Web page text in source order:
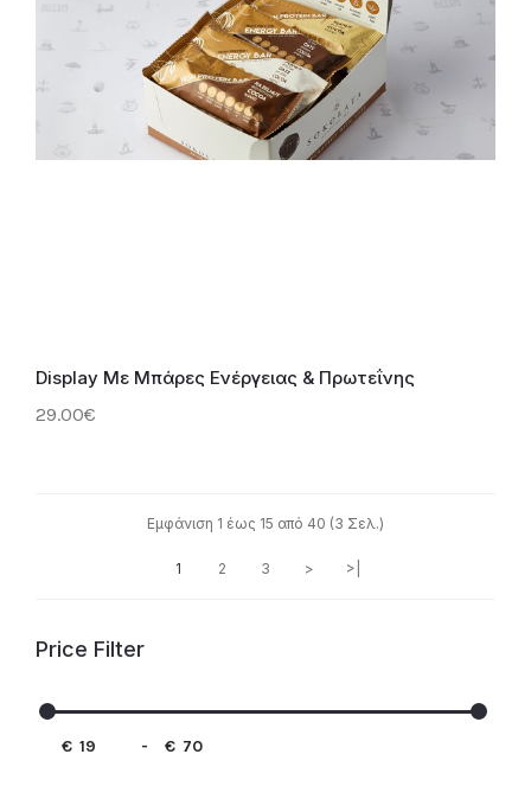
Price Filter
€ - €
Display Με Μπάρες Ενέργειας & Πρωτεΐνης
29.00€
Εμφάνιση 1 έως 15 από 40 (3 Σελ.)
1 2 3 > >|